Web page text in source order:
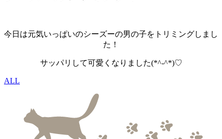
今日は元気いっぱいのシーズーの男の子をトリミングしまし
た！
サッパリして可愛くなりました(*^-^*)♡
ALL